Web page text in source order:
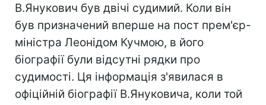
В.Янукович був двічі судимий. Коли він
був призначений вперше на пост прем'єр-
міністра Леонідом Кучмою, в його
біографії були відсутні рядки про
судимості. Ця інформація з'явилася в
офіційній біографії В.Януковича, коли той